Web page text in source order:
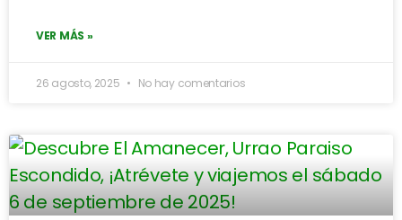
VER MÁS »
26 agosto, 2025 No hay comentarios